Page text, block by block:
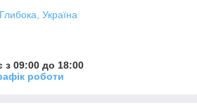
Україна
з 09:00 до 18:00
роботи